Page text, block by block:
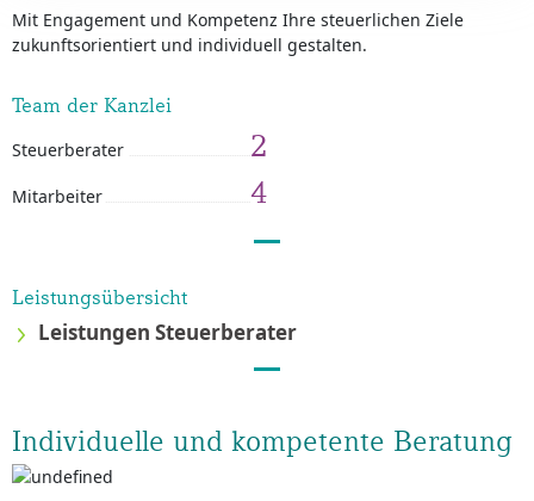
Mit Engagement und Kompetenz Ihre steuerlichen Ziele
zukunftsorientiert und individuell gestalten.
Team der Kanzlei
Steuerberater 2
Mitarbeiter 4
Leistungsübersicht
Leistungen Steuerberater
Individuelle und kompetente Beratung